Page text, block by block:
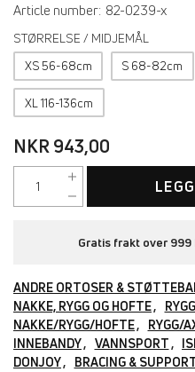
Article number: 82-0239-x
STØRRELSE / MIDJEMÅL
XS 56-68cm S 68-82cm
XL 116-136cm
NKR 943,00
Gratis frakt over 999
ANDRE ORTOSER &
NAKKE, RYGG OG HOFTE
NAKKE/RYGG/HOFTE
RYGG/
INNEBANDY
VANNSPORT
DONJOY
BRACING &